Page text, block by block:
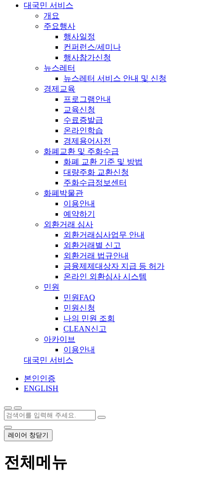
대국민 서비스
개요
주요행사
행사일정
컨퍼런스/세미나
행사참가신청
뉴스레터
뉴스레터 서비스 안내 및 신청
경제교육
프로그램안내
교육신청
수료증발급
온라인학습
경제용어사전
화폐교환 및 주화수급
화폐 교환 기준 및 방법
대량주화 교환신청
주화수급정보센터
화폐박물관
이용안내
예약하기
외환거래 심사
외환거래심사업무 안내
외환거래별 신고
외환거래 법규안내
금융제제대상자 지급 등 허가
온라인 외환심사 시스템
민원
민원FAQ
민원신청
나의 민원 조회
CLEAN신고
아카이브
이용안내
대국민 서비스
본인인증
ENGLISH
레이어 창닫기
전체메뉴